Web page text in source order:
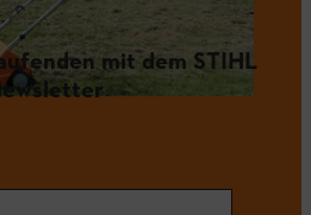
mit dem STIHL